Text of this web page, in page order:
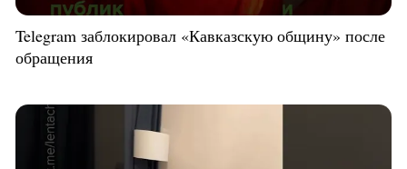
Telegram заблокировал «Кавказскую общину» после
обращения